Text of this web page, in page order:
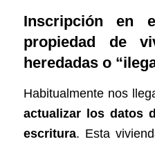
Inscripción en
propiedad de
heredadas o
Habitualmente nos
actualizar los datos
escritura. Esta